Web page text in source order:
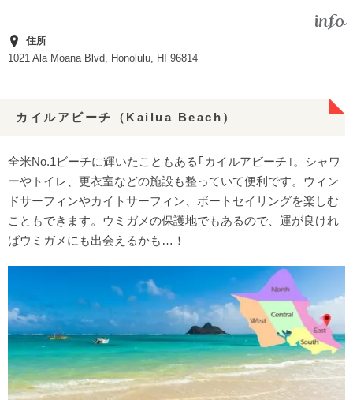
住所
1021 Ala Moana Blvd, Honolulu, HI 96814
カイルアビーチ（Kailua Beach）
全米No.1ビーチに輝いたこともある｢カイルアビーチ｣。シャワ
ーやトイレ、更衣室などの施設も整っていて便利です。ウィン
ドサーフィンやカイトサーフィン、ボートセイリングを楽しむ
こともできます。ウミガメの保護地でもあるので、運が良けれ
ばウミガメにも出会えるかも…！